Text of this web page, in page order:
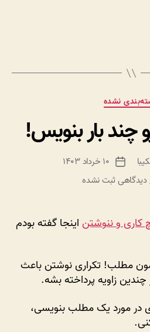
دسته‌ها
نشده
بار بنویس!
تاریخ
نوشته
۱۰ خرداد ۱۴۰۳
برای
رو
چند
ثبت نشده
کاری و ننوشتن اینجا گفته بودم
مطلب! تکراری نوشتن باعث
زاویه پرداخته بشه.
در مورد یک مطلب بنویسی،